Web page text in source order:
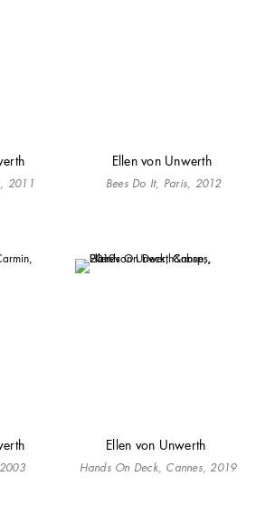
2011
Ellen von Unwerth
Bees Do It, Paris, 2012
Ellen von Unwerth
Hands On Deck, Cannes, 2019